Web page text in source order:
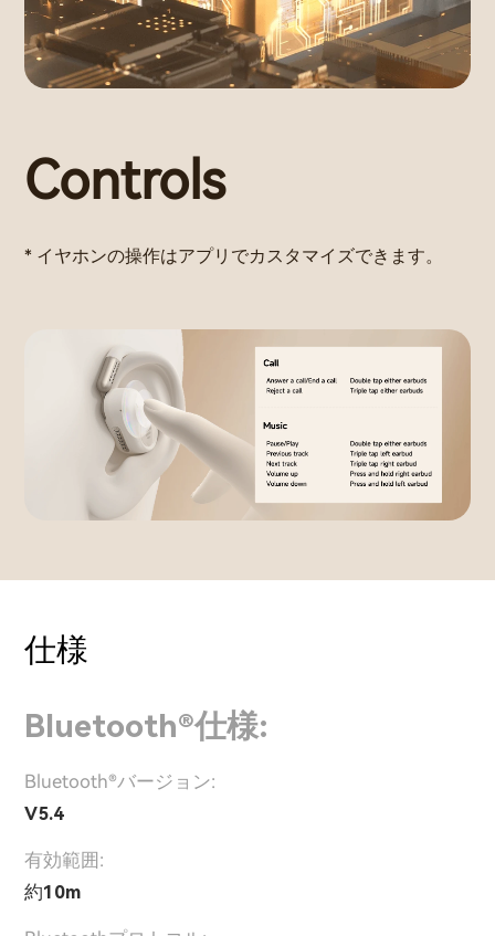
Controls
* イヤホンの操作はアプリでカスタマイズできます。
仕様
Bluetooth®仕様:
Bluetooth®バージョン:
V5.4
有効範囲:
約10m